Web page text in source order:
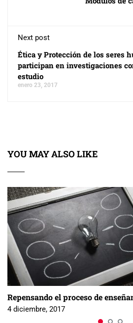
Next post
Ética y Protección de los seres
participan en investigaciones
estudio
enero 23, 2017
YOU MAY ALSO LIKE
Repensando el proceso de
4 diciembre, 2017